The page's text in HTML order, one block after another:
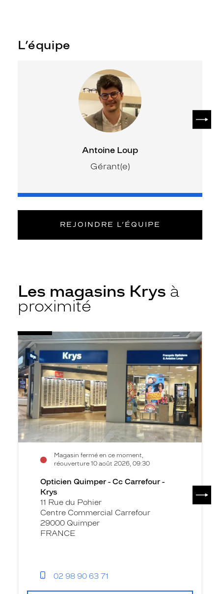
L’équipe
Antoine Loup
Gérant(e)
REJOINDRE L’ÉQUIPE
Les magasins Krys à
proximité
Opticien
Quimper
-
Cc
Carrefour
-
Krys
Magasin fermé en ce moment,
réouverture 10 août 2026, 09:30
Voir
la
fiche
Opticien Quimper - Cc Carrefour -
Krys
11 Rue du Pohier
Centre Commercial Carrefour
29000 Quimper
FRANCE
02 98 90 63 71